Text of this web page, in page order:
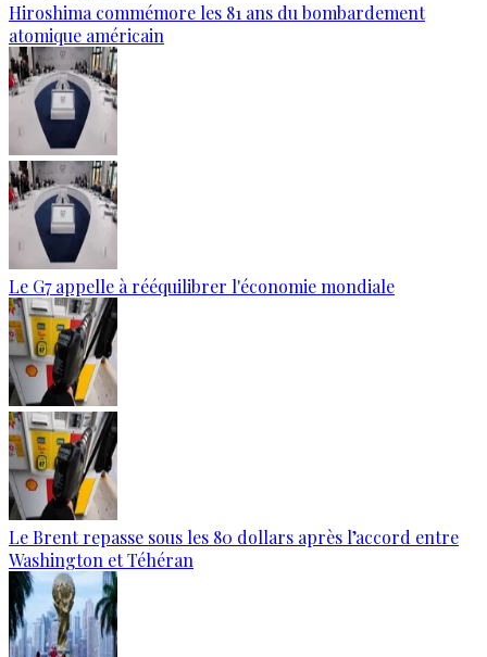
Hiroshima commémore les 81 ans du bombardement
atomique américain
Le G7 appelle à rééquilibrer l'économie mondiale
Le Brent repasse sous les 80 dollars après l’accord entre
Washington et Téhéran